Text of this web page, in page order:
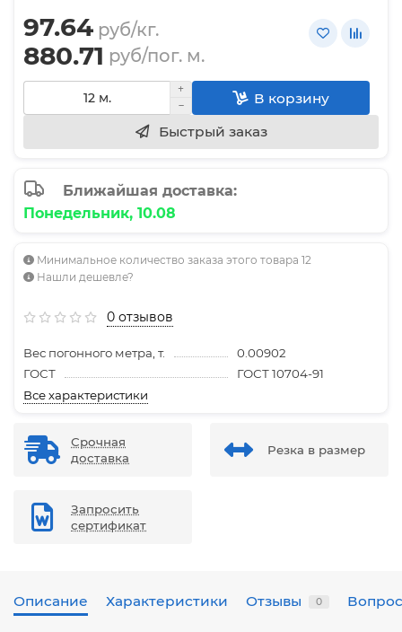
97.64 руб/кг.
880.71 руб/пог. м.
В корзину
Быстрый заказ
Ближайшая доставка:
Понедельник, 10.08
Минимальное количество заказа этого товара 12
Нашли дешевле?
0 отзывов
Вес погонного метра, т.
0.00902
ГОСТ
ГОСТ 10704-91
Все характеристики
Срочная
доставка
Резка в размер
Запросить
сертификат
Описание Характеристики Отзывы 0